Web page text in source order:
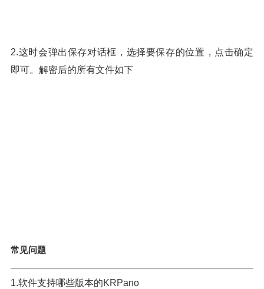
2.这时会弹出保存对话框，选择要保存的位置，点击确定
即可。解密后的所有文件如下
常见问题
1.软件支持哪些版本的KRPano